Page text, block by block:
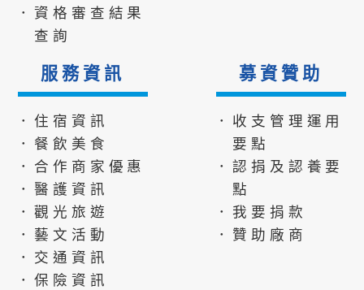
．資格審查結果
查詢
服務資訊
．住宿資訊
．餐飲美食
．合作商家優惠
．醫護資訊
．觀光旅遊
．藝文活動
．交通資訊
．保險資訊
募資贊助
．收支管理運用
要點
．認捐及認養要
點
．我要捐款
．贊助廠商